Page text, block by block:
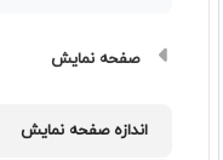
صفحه نمایش
اندازه صفحه نمایش